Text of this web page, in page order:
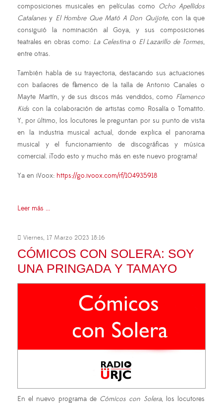
composiciones musicales en películas como Ocho Apellidos
Catalanesy El Hombre Que Mató A Don Quijote,con la que
consiguió la nominación al Goya, y sus composiciones
teatrales en obras como: La Celestinao El Lazarillo de Tormes,
entre otras.
También habla de su trayectoria, destacando sus actuaciones
con bailaores de flamenco de la talla de Antonio Canales o
Mayte Martín, y de sus discos más vendidos, como Flamenco
Kids con la colaboración de artistas como Rosalía o Tomatito.
Y, por último, los locutores le preguntan por su punto de vista
en la industria musical actual, donde explica el panorama
musical y el funcionamiento de discográficas y música
comercial. ¡Todo esto y mucho más en este nuevo programa!
Ya en iVoox: https://go.ivoox.com/rf/104935918
Leer más ...
Viernes, 17 Marzo 2023 18:16
CÓMICOS CON SOLERA: SOY
UNA PRINGADA Y TAMAYO
En el nuevo programa de Cómicos con Solera, los locutores